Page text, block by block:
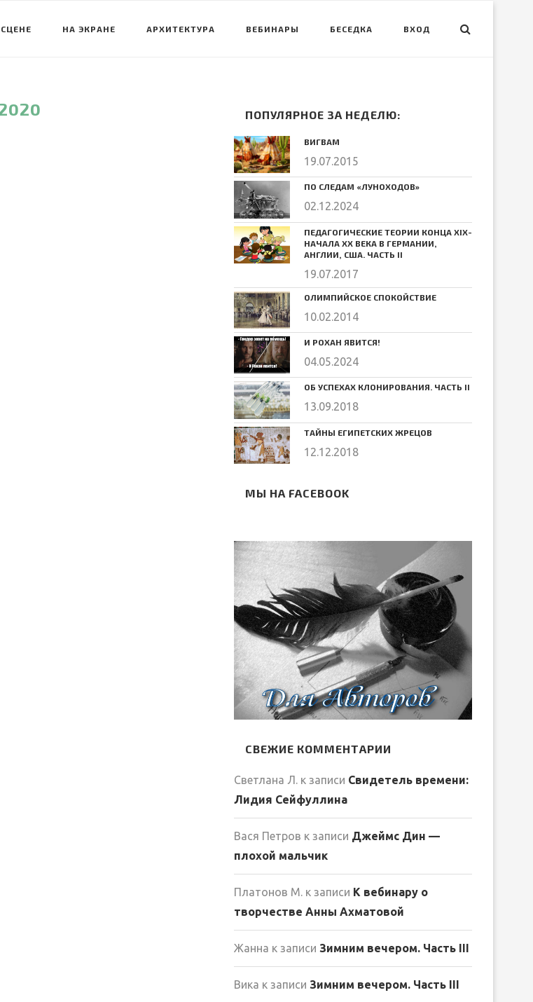
НА ЭКРАНЕ АРХИТЕКТУРА ВЕБИНАРЫ БЕСЕДКА ВХОД
ПОПУЛЯРНОЕ ЗА НЕДЕЛЮ:
ВИГВАМ
19.07.2015
ПО СЛЕДАМ «ЛУНОХОДОВ»
02.12.2024
ПЕДАГОГИЧЕСКИЕ ТЕОРИИ КОНЦА ХIХ-
НАЧАЛА ХХ ВЕКА В ГЕРМАНИИ,
АНГЛИИ, США. ЧАСТЬ II
19.07.2017
ОЛИМПИЙСКОЕ СПОКОЙСТВИЕ
10.02.2014
И РОХАН ЯВИТСЯ!
04.05.2024
ОБ УСПЕХАХ КЛОНИРОВАНИЯ. ЧАСТЬ II
13.09.2018
ТАЙНЫ ЕГИПЕТСКИХ ЖРЕЦОВ
12.12.2018
МЫ НА FACEBOOK
СВЕЖИЕ КОММЕНТАРИИ
Светлана Л. к записи Свидетель времени:
Лидия Сейфуллина
Вася Петров к записи Джеймс Дин —
плохой мальчик
Платонов М. к записи К вебинару о
творчестве Анны Ахматовой
Жанна к записи Зимним вечером. Часть III
Вика к записи Зимним вечером. Часть III